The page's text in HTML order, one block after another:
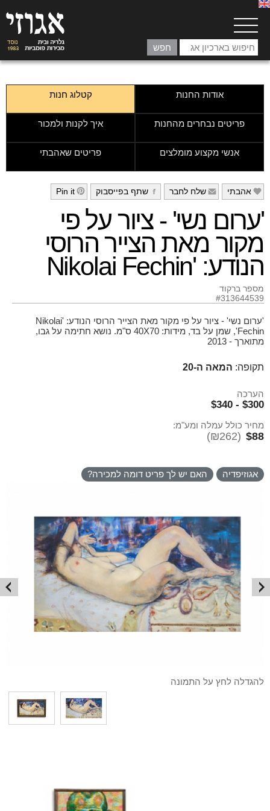
אודות החנות קטלוג חנות
פריטים נבחרים מהחנות איך לקנות ולמכור
אנשי מקצוע מומלצים פריטים שאהבתי
e אהבתי f שלח לחבר g שתף בפייסבוק h
Pin it
'ערום נשי' - ציור על פי
מקור מאת הצייר הרוסי
הנודע: 'Nikolai Fechin
מספר ברקוד
#313644539
'ערום נשי' - ציור על פי מקור מאת הצייר הרוסי הנודע: 'Nikolai
Fechin', שמן על בד, מידות: 40X70 ס"מ. נושא חתימה על גבו,
מתוארך - 2013
תקופה: המאה ה-20
הערכה
$300 - $340
מחיר כולל עמלה ומע"מ:
$88
(₪262)
אגוזיפדיה האם יש לך פריט דומה למכירה?
להגדלה לחץ על התמונה